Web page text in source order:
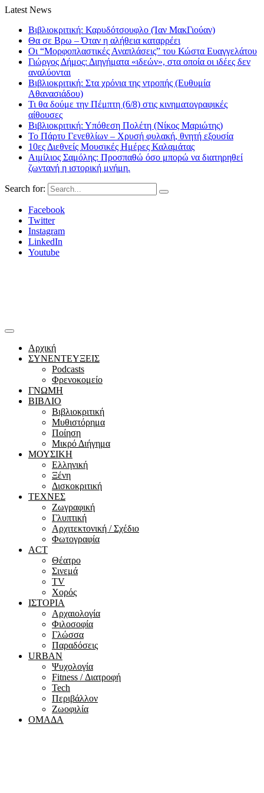
Latest News
Βιβλιοκριτική: Καρυδότσουφλο (Ίαν ΜακΓιούαν)
Θα σε Βρω – Όταν η αλήθεια καταρρέει
Οι “Μορφοπλαστικές Αναπλάσεις” του Κώστα Ευαγγελάτου
Γιώργος Δήμος: Διηγήματα «ιδεών», στα οποία οι ιδέες δεν
αναλύονται
Βιβλιοκριτική: Στα χρόνια της ντροπής (Ευθυμία
Αθανασιάδου)
Τι θα δούμε την Πέμπτη (6/8) στις κινηματογραφικές
αίθουσες
Βιβλιοκριτική: Υπόθεση Πολέτη (Νίκος Μαριώτης)
Το Πάρτυ Γενεθλίων – Χρυσή φυλακή, θνητή εξουσία
10ες Διεθνείς Μουσικές Ημέρες Καλαμάτας
Αιμίλιος Σαμόλης: Προσπαθώ όσο μπορώ να διατηρηθεί
ζωντανή η ιστορική μνήμη.
Search for:
Facebook
Twitter
Instagram
LinkedIn
Youtube
Αρχική
ΣΥΝΕΝΤΕΥΞΕΙΣ
Podcasts
Φρενοκομείο
ΓΝΩΜΗ
ΒΙΒΛΙΟ
Βιβλιοκριτική
Μυθιστόρημα
Ποίηση
Μικρό Διήγημα
ΜΟΥΣΙΚΗ
Ελληνική
Ξένη
Δισκοκριτική
ΤΕΧΝΕΣ
Ζωγραφική
Γλυπτική
Αρχιτεκτονική / Σχέδιο
Φωτογραφία
ACT
Θέατρο
Σινεμά
ΤV
Χορός
ΙΣΤΟΡΙΑ
Αρχαιολογία
Φιλοσοφία
Γλώσσα
Παραδόσεις
URBAN
Ψυχολογία
Fitness / Διατροφή
Tech
Περιβάλλον
Ζωοφιλία
ΟΜΑΔΑ